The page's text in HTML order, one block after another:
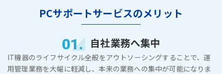
PCサポートサービスのメリット
01. 自社業務へ集中
IT機器のライフサイクル全般をアウトソーシングすることで、運
用管理業務を大幅に軽減し、本来の業務への集中が可能になりま